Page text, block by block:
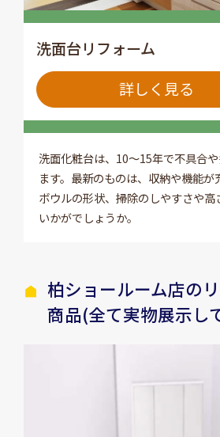
洗面台リフォーム
詳しく見る
洗面化粧台は、10～15年で不具合
ます。最新のものは、収納や機能が
ボウルの形状、掃除のしやすさや
いかがでしょうか。
柏ショールーム店の
商品(全て実物展示し